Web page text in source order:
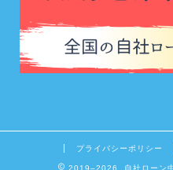
プライバシーポリシー
2019–2026 自社ローン